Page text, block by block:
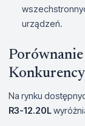
urządzeń.
Na rynku
R3-12.20L